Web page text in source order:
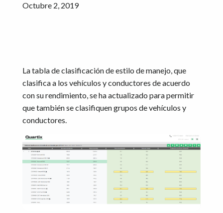
Octubre 2, 2019
La tabla de clasificación de estilo de manejo, que
clasifica a los vehículos y conductores de acuerdo
con su rendimiento, se ha actualizado para permitir
que también se clasifiquen grupos de vehículos y
conductores.